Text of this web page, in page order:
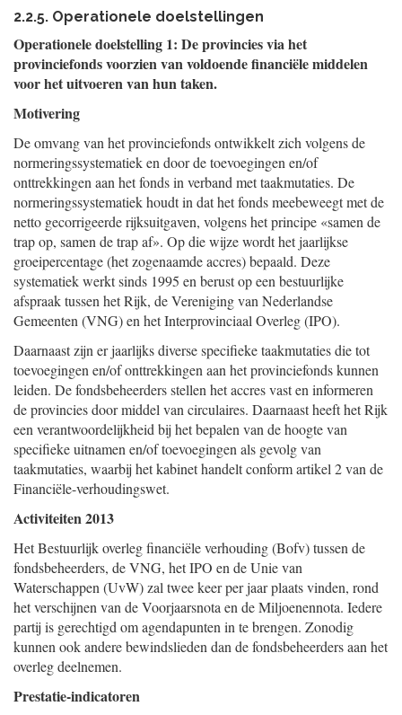
2.2.5. Operationele doelstellingen
Operationele doelstelling 1: De provincies via het
provinciefonds voorzien van voldoende financiële middelen
voor het uitvoeren van hun taken.
Motivering
De omvang van het provinciefonds ontwikkelt zich volgens de
normeringssystematiek en door de toevoegingen en/of
onttrekkingen aan het fonds in verband met taakmutaties. De
normeringssystematiek houdt in dat het fonds meebeweegt met de
netto gecorrigeerde rijksuitgaven, volgens het principe «samen de
trap op, samen de trap af». Op die wijze wordt het jaarlijkse
groeipercentage (het zogenaamde accres) bepaald. Deze
systematiek werkt sinds 1995 en berust op een bestuurlijke
afspraak tussen het Rijk, de Vereniging van Nederlandse
Gemeenten (VNG) en het Interprovinciaal Overleg (IPO).
Daarnaast zijn er jaarlijks diverse specifieke taakmutaties die tot
toevoegingen en/of onttrekkingen aan het provinciefonds kunnen
leiden. De fondsbeheerders stellen het accres vast en informeren
de provincies door middel van circulaires. Daarnaast heeft het Rijk
een verantwoordelijkheid bij het bepalen van de hoogte van
specifieke uitnamen en/of toevoegingen als gevolg van
taakmutaties, waarbij het kabinet handelt conform artikel 2 van de
Financiële-verhoudingswet.
Activiteiten 2013
Het Bestuurlijk overleg financiële verhouding (Bofv) tussen de
fondsbeheerders, de VNG, het IPO en de Unie van
Waterschappen (UvW) zal twee keer per jaar plaats vinden, rond
het verschijnen van de Voorjaarsnota en de Miljoenennota. Iedere
partij is gerechtigd om agendapunten in te brengen. Zonodig
kunnen ook andere bewindslieden dan de fondsbeheerders aan het
overleg deelnemen.
Prestatie-indicatoren